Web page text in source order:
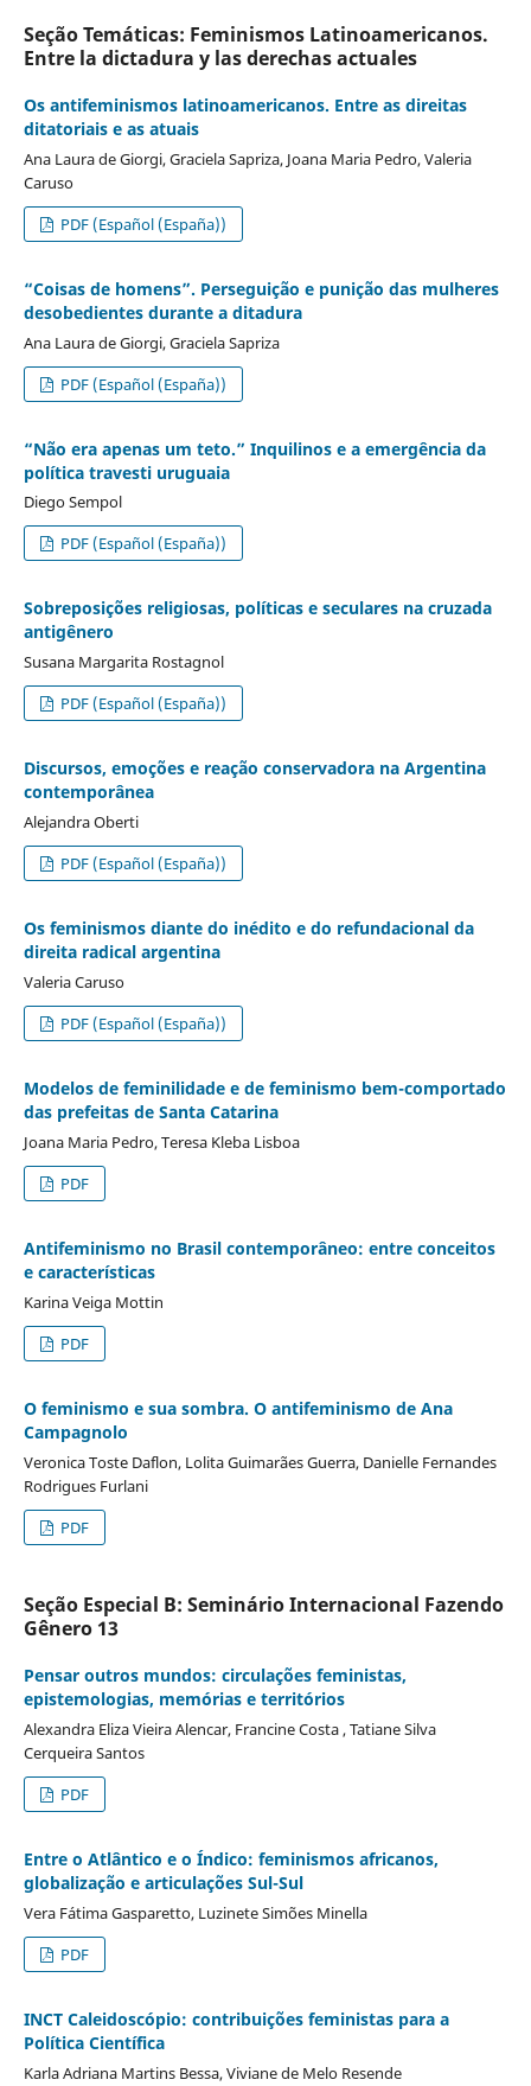
Seção Temáticas: Feminismos Latinoamericanos.
Entre la dictadura y las derechas actuales
Os antifeminismos latinoamericanos. Entre as direitas
ditatoriais e as atuais
Ana Laura de Giorgi, Graciela Sapriza, Joana Maria Pedro, Valeria
Caruso
PDF (Español (España))
“Coisas de homens”. Perseguição e punição das mulheres
desobedientes durante a ditadura
Ana Laura de Giorgi, Graciela Sapriza
PDF (Español (España))
“Não era apenas um teto.” Inquilinos e a emergência da
política travesti uruguaia
Diego Sempol
PDF (Español (España))
Sobreposições religiosas, políticas e seculares na cruzada
antigênero
Susana Margarita Rostagnol
PDF (Español (España))
Discursos, emoções e reação conservadora na Argentina
contemporânea
Alejandra Oberti
PDF (Español (España))
Os feminismos diante do inédito e do refundacional da
direita radical argentina
Valeria Caruso
PDF (Español (España))
Modelos de feminilidade e de feminismo bem-comportado
das prefeitas de Santa Catarina
Joana Maria Pedro, Teresa Kleba Lisboa
PDF
Antifeminismo no Brasil contemporâneo: entre conceitos
e características
Karina Veiga Mottin
PDF
O feminismo e sua sombra. O antifeminismo de Ana
Campagnolo
Veronica Toste Daflon, Lolita Guimarães Guerra, Danielle Fernandes
Rodrigues Furlani
PDF
Seção Especial B: Seminário Internacional Fazendo
Gênero 13
Pensar outros mundos: circulações feministas,
epistemologias, memórias e territórios
Alexandra Eliza Vieira Alencar, Francine Costa , Tatiane Silva
Cerqueira Santos
PDF
Entre o Atlântico e o Índico: feminismos africanos,
globalização e articulações Sul-Sul
Vera Fátima Gasparetto, Luzinete Simões Minella
PDF
INCT Caleidoscópio: contribuições feministas para a
Política Científica
Karla Adriana Martins Bessa, Viviane de Melo Resende